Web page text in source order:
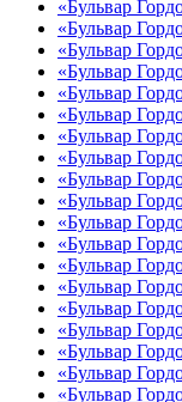
«Бульвар
«Бульвар
«Бульвар
«Бульвар
«Бульвар
«Бульвар
«Бульвар
«Бульвар
«Бульвар
«Бульвар
«Бульвар
«Бульвар
«Бульвар
«Бульвар
«Бульвар
«Бульвар
«Бульвар
«Бульвар
«Бульвар